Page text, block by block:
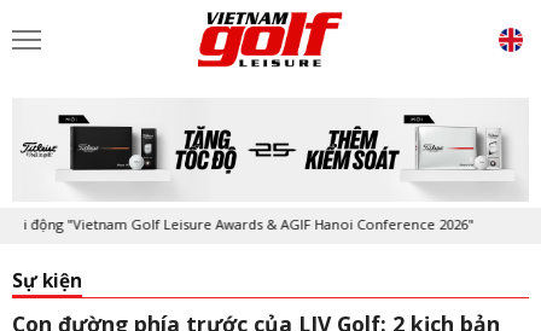
"Vietnam Golf Leisure Awards & AGIF Hanoi Conference 2026"
Sự kiện
Con đường phía trước của LIV Golf: 2 kịch bản